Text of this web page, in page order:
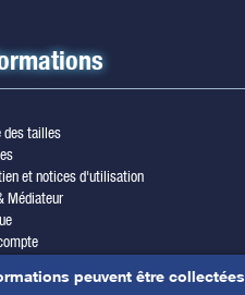
peuvent être
des tailles
et notices d'utilisation
Médiateur
légales & crédits photos